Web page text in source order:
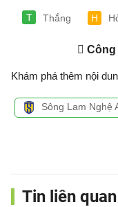
T Thắng H
Công
Khám phá thêm nội
Sông Lam Nghệ
Tin liên quan